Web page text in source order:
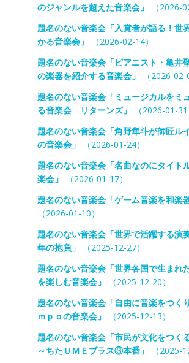
のジャンルを超えた音楽会」
（2026-
題名のない音楽会「入賞者が語る！世
かる音楽会」
（2026-02-14）
題名のない音楽会「ピアニスト・亀井
の楽器を紹介する音楽会」
（2026-02-
題名のない音楽会「ミュージカルをミ
る音楽会 リターンズ」
（2026-01-31
題名のない音楽会「角野隼斗が師匠ル
の音楽会」
（2026-01-24）
題名のない音楽会「名曲なのにタイト
楽会」
（2026-01-17）
題名のない音楽会「ゲーム音楽を和楽
（2026-01-10）
題名のない音楽会「世界で活躍する演
年の抱負」
（2025-12-27）
題名のない音楽会「世界各国で生まれ
を楽しむ音楽会」
（2025-12-20）
題名のない音楽会「自由に音楽をつ
ｍｐｏの音楽会」
（2025-12-13）
題名のない音楽会「市民が文化をつく
～ちたＵＭＥブラス③本番」
（2025-